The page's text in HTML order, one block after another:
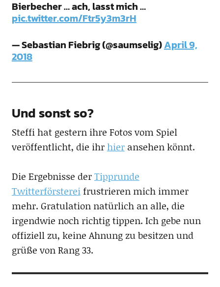
Bierbecher … ach, lasst mich …
pic.twitter.com/Ftr5y3m3rH
— Sebastian Fiebrig (@saumselig)April 9,
2018
Und sonst so?
Steffi hat gestern ihre Fotos vom Spiel
veröffentlicht, die ihrhieransehen könnt.
Die Ergebnisse derTipprunde
Twitterförstereifrustrieren mich immer
mehr. Gratulation natürlich an alle, die
irgendwie noch richtig tippen. Ich gebe nun
offiziell zu, keine Ahnung zu besitzen und
grüße von Rang 33.